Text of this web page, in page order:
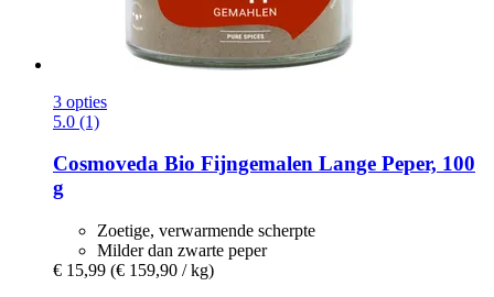
3 opties
5.0 (1)
Cosmoveda Bio Fijngemalen Lange Peper, 100
g
Zoetige, verwarmende scherpte
Milder dan zwarte peper
€ 15,99 (€ 159,90 / kg)